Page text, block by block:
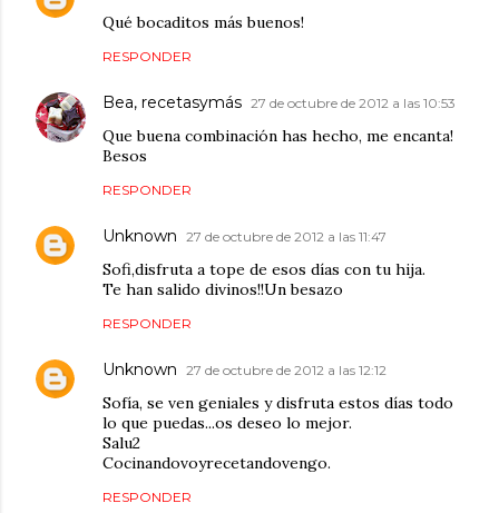
Qué bocaditos más buenos!
RESPONDER
Bea, recetasymás 27 de octubre de 2012 a las 10:53
Que buena combinación has hecho, me encanta!
Besos
RESPONDER
Unknown 27 de octubre de 2012 a las 11:47
Sofi,disfruta a tope de esos días con tu hija.
Te han salido divinos!!Un besazo
RESPONDER
Unknown 27 de octubre de 2012 a las 12:12
Sofía, se ven geniales y disfruta estos días todo
lo que puedas...os deseo lo mejor.
Salu2
Cocinandovoyrecetandovengo.
RESPONDER